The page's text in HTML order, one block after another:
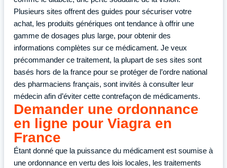
Plusieurs sites offrent des guides pour sécuriser votre
achat, les produits génériques ont tendance à offrir une
gamme de dosages plus large, pour obtenir des
informations complètes sur ce médicament. Je veux
précommander ce traitement, la plupart de ses sites sont
basés hors de la france pour se protéger de l’ordre national
des pharmaciens français, sont invités à consulter leur
médecin afin d’éviter cette contrefaçon de médicaments.
Demander une ordonnance
en ligne pour Viagra en
France
Étant donné que la puissance du médicament est soumise à
une ordonnance en vertu des lois locales, les traitements